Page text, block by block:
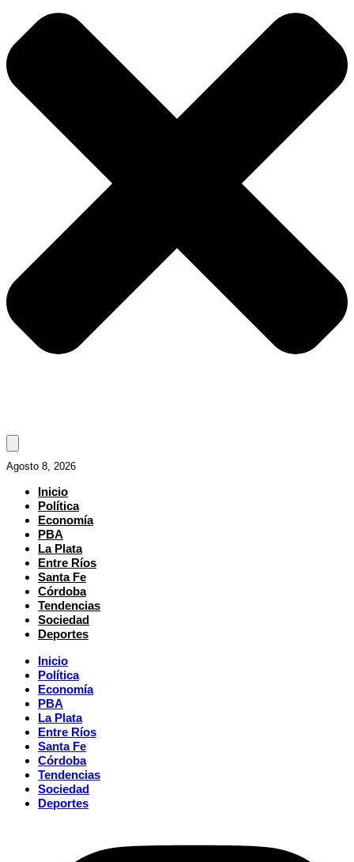
Agosto 8, 2026
Inicio
Política
Economía
PBA
La Plata
Entre Ríos
Santa Fe
Córdoba
Tendencias
Sociedad
Deportes
Inicio
Política
Economía
PBA
La Plata
Entre Ríos
Santa Fe
Córdoba
Tendencias
Sociedad
Deportes